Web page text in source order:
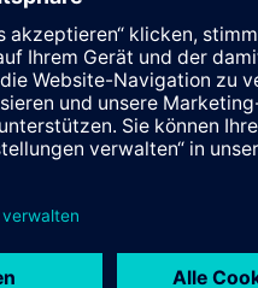
neue Sektor
auf diesem
und
laufen unverändert